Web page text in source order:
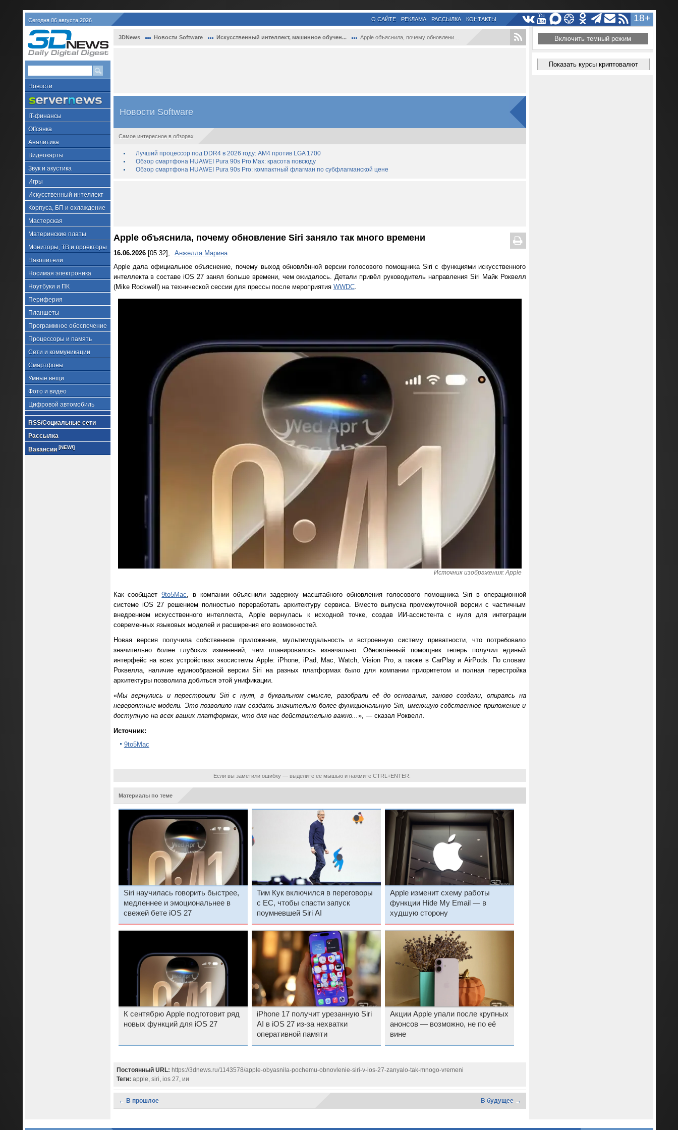
Сегодня 06 августа 2026 18+
О САЙТЕ РЕКЛАМА РАССЫЛКА КОНТАКТЫ
Новости
IT-финансы
Offсянка
Аналитика
Видеокарты
Звук и акустика
Игры
Искусственный интеллект
Корпуса, БП и охлаждение
Мастерская
Материнские платы
Мониторы, ТВ и проекторы
Накопители
Носимая электроника
Ноутбуки и ПК
Периферия
Планшеты
Программное обеспечение
Процессоры и память
Сети и коммуникации
Смартфоны
Умные вещи
Фото и видео
Цифровой автомобиль
RSS/Социальные сети
Рассылка
Вакансии [NEW!]
3DNews Новости Software Искусственный интеллект, машинное обучен... Apple объяснила, почему обновление Siri ...
Новости Software
Самое интересное в обзорах
Лучший процессор под DDR4 в 2026 году: AM4 против LGA 1700
Обзор смартфона HUAWEI Pura 90s Pro Max: красота повсюду
Обзор смартфона HUAWEI Pura 90s Pro: компактный флагман по субфлагманской цене
Apple объяснила, почему обновление Siri заняло так много времени
16.06.2026[05:32],
Анжелла Марина
Apple дала официальное объяснение, почему выход обновлённой версии голосового помощника Siri с функциями искусственного
интеллекта в составе iOS 27 занял больше времени, чем ожидалось. Детали привёл руководитель направления Siri Майк Роквелл
(Mike Rockwell) на технической сессии для прессы после мероприятия WWDC.
Источник изображения: Apple
Как сообщает9to5Mac, в компании объяснили задержку масштабного обновления голосового помощника Siri в операционной
системе iOS 27 решением полностью переработать архитектуру сервиса. Вместо выпуска промежуточной версии с частичным
внедрением искусственного интеллекта, Apple вернулась к исходной точке, создав ИИ-ассистента с нуля для интеграции
современных языковых моделей и расширения его возможностей.
Новая версия получила собственное приложение, мультимодальность и встроенную систему приватности, что потребовало
значительно более глубоких изменений, чем планировалось изначально. Обновлённый помощник теперь получил единый
интерфейс на всех устройствах экосистемы Apple: iPhone, iPad, Mac, Watch, Vision Pro, а также в CarPlay и AirPods. По словам
Роквелла, наличие единообразной версии Siri на разных платформах было для компании приоритетом и полная перестройка
архитектуры позволила добиться этой унификации.
«Мы вернулись и перестроили Siri с нуля, в буквальном смысле, разобрали её до основания, заново создали, опираясь на
невероятные модели. Это позволило нам создать значительно более функциональную Siri, имеющую собственное приложение и
доступную на всех ваших платформах, что для нас действительно важно...», — сказал Роквелл.
Источник:
9to5Mac
Если вы заметили ошибку — выделите ее мышью и нажмите CTRL+ENTER.
Материалы по теме
Siri научилась говорить быстрее,
медленнее и эмоциональнее в
свежей бете iOS 27
Тим Кук включился в переговоры
с ЕС, чтобы спасти запуск
поумневшей Siri AI
Apple изменит схему работы
функции Hide My Email — в
худшую сторону
К сентябрю Apple подготовит ряд
новых функций для iOS 27
iPhone 17 получит урезанную Siri
AI в iOS 27 из-за нехватки
оперативной памяти
Акции Apple упали после крупных
анонсов — возможно, не по её
вине
Постоянный URL: https://3dnews.ru/1143578/apple-obyasnila-pochemu-obnovlenie-siri-v-ios-27-zanyalo-tak-mnogo-vremeni
Теги: apple, siri, ios 27, ии
← В прошлое В будущее →
Включить темный режим
Показать курсы криптовалют